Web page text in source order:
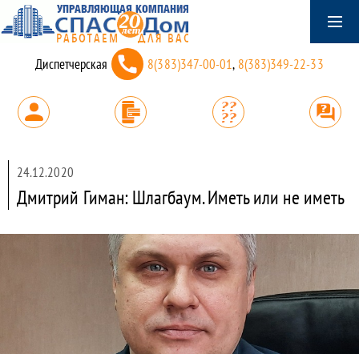
Диспетчерская 8(383)347-00-01, 8(383)349-22-33
24.12.2020
Дмитрий Гиман: Шлагбаум. Иметь или не иметь